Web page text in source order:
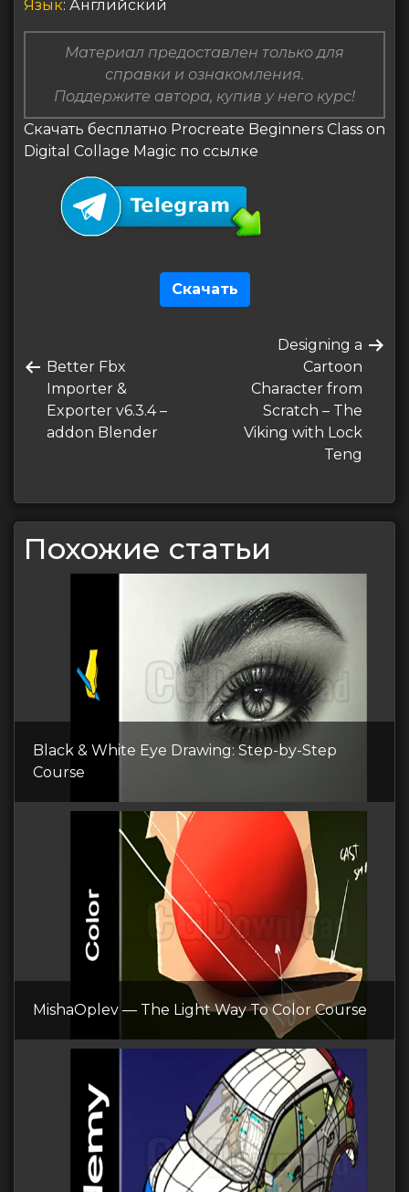
Язык: Английский
Материал предоставлен только для
справки и ознакомления.
Поддержите автора, купив у него курс!
Скачать бесплатно Procreate Beginners Class on
Digital Collage Magic по ссылке
Скачать
по
записям
Предыдущая
запись
Better Fbx
Importer &
Exporter v6.3.4 –
addon Blender
Следующая
запись
Designing a
Cartoon
Character from
Scratch – The
Viking with Lock
Teng
Похожие статьи
Black & White Eye Drawing: Step-by-Step
Course
MishaOplev — The Light Way To Color Course